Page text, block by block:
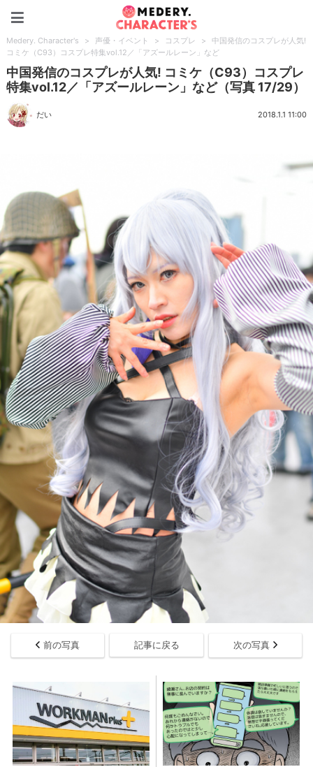
Medery. Character's > 声優・イベント > コスプレ >
中国発信のコスプレが人気!
コミケ（C93）コスプレ特集vol.12／「アズールレーン」など
中国発信のコスプレが人気! コミケ（C93）コスプレ
特集vol.12／「アズールレーン」など（写真 17/29）
だい 2018.1.1 11:00
前の写真 記事に戻る 次の写真